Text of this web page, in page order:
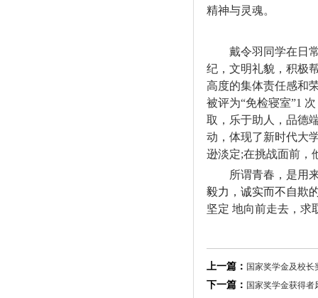
精神与灵魂。
戴令羽同学在日
纪，文明礼貌，积极
高度的集体责任感和
被评为“免检寝室”1
取，乐于助人，品德
动， 体现了新时代大
逊淡定;在挑战面前，
所谓青春，是用
毅力，诚实而不自欺
坚定 地向前走去，求
上一篇： 国家奖学金及校
下一篇： 国家奖学金获得